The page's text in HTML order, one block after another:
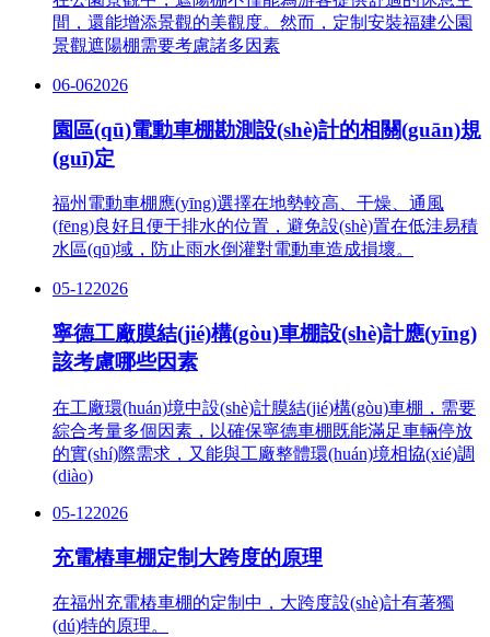
間，還能增添景觀的美觀度。然而，定制安裝福建公園
景觀遮陽棚需要考慮諸多因素
06-062026
園區(qū)電動車棚勘測設(shè)計的相關(guān)規
(guī)定
福州電動車棚應(yīng)選擇在地勢較高、干燥、通風
(fēng)良好且便于排水的位置，避免設(shè)置在低洼易積
水區(qū)域，防止雨水倒灌對電動車造成損壞。
05-122026
寧德工廠膜結(jié)構(gòu)車棚設(shè)計應(yīng)
該考慮哪些因素
在工廠環(huán)境中設(shè)計膜結(jié)構(gòu)車棚，需要
綜合考量多個因素，以確保寧德車棚既能滿足車輛停放
的實(shí)際需求，又能與工廠整體環(huán)境相協(xié)調
(diào)
05-122026
充電樁車棚定制大跨度的原理
在福州充電樁車棚的定制中，大跨度設(shè)計有著獨
(dú)特的原理。